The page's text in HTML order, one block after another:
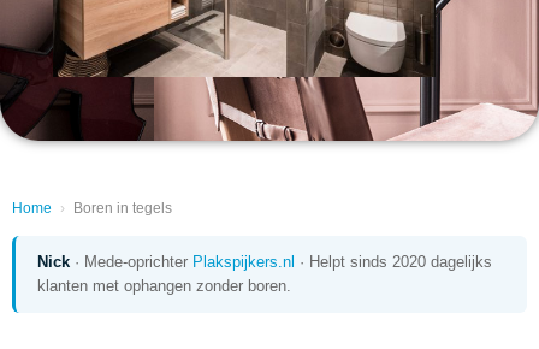
Home › Boren in tegels
Nick · Mede-oprichter Plakspijkers.nl · Helpt sinds 2020 dagelijks
klanten met ophangen zonder boren.